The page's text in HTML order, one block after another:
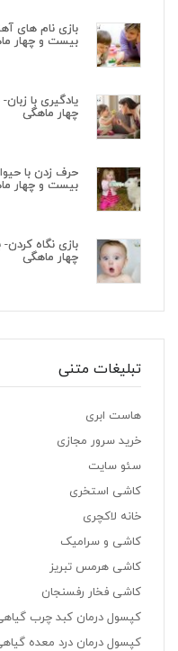
بازی نام های
بیست و چهار
یادگیری با
چهار ماهگی
حرف زدن با
بیست و چهار
بازی نگاه
چهار ماهگی
تبلیغات متنی
هاست ابری
خرید سرور مجازی
سئو سایت
کاشی استخری
خانه لاکچری
کاشی و سرامیک
کاشی هرمس تبریز
کاشی فخار رفسنجان
کپسول درمان کبد چرب
کپسول درمان درد معده